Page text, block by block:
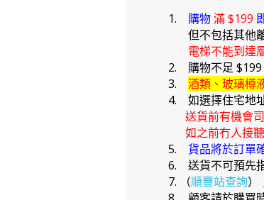
1. 購物滿 $199
但不包括其他
電梯不能到達
2. 購物不足 $199
3. 酒類、玻璃樽
4. 如選擇住宅地
送貨前有機會
如之前冇人接聽
5. 貨品將於訂單
6. 送貨不可預先
7. （順豐站查詢）